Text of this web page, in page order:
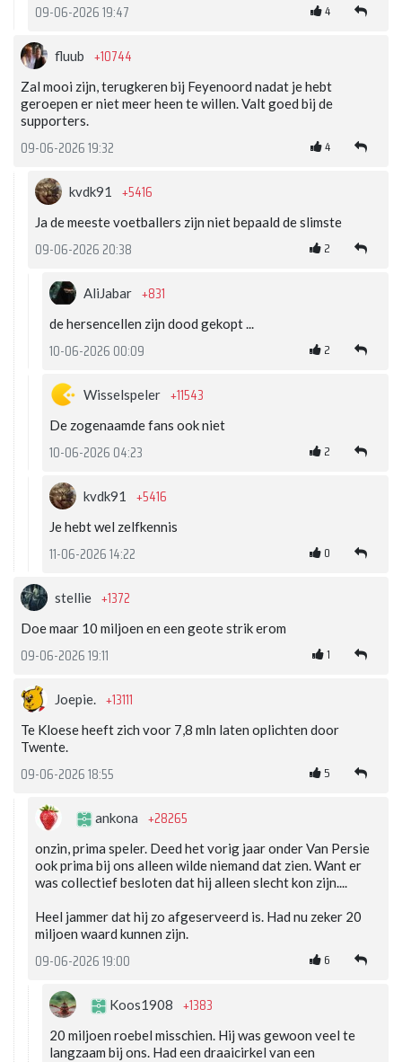
09-06-2026 19:47 4
fluub +10744
Zal mooi zijn, terugkeren bij Feyenoord nadat je hebt
geroepen er niet meer heen te willen. Valt goed bij de
supporters.
09-06-2026 19:32 4
kvdk91 +5416
Ja de meeste voetballers zijn niet bepaald de slimste
09-06-2026 20:38 2
AliJabar +831
de hersencellen zijn dood gekopt ...
10-06-2026 00:09 2
Wisselspeler +11543
De zogenaamde fans ook niet
10-06-2026 04:23 2
kvdk91 +5416
Je hebt wel zelfkennis
11-06-2026 14:22 0
stellie +1372
Doe maar 10 miljoen en een geote strik erom
09-06-2026 19:11 1
Joepie. +13111
Te Kloese heeft zich voor 7,8 mln laten oplichten door
Twente.
09-06-2026 18:55 5
ankona +28265
onzin, prima speler. Deed het vorig jaar onder Van Persie
ook prima bij ons alleen wilde niemand dat zien. Want er
was collectief besloten dat hij alleen slecht kon zijn....
Heel jammer dat hij zo afgeserveerd is. Had nu zeker 20
miljoen waard kunnen zijn.
09-06-2026 19:00 6
Koos1908 +1383
20 miljoen roebel misschien. Hij was gewoon veel te
langzaam bij ons. Had een draaicirkel van een